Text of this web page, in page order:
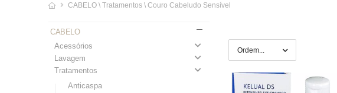
CABELO \ Tratamentos \ Couro Cabeludo Sensível
CABELO
Acessórios
Lavagem
Tratamentos
Anticaspa